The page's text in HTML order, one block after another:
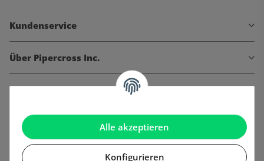
Alle akzeptieren
Konfigurieren
Kundenservice
Über Pipercross Inc.
Informationen
Gesetzliche Informationen